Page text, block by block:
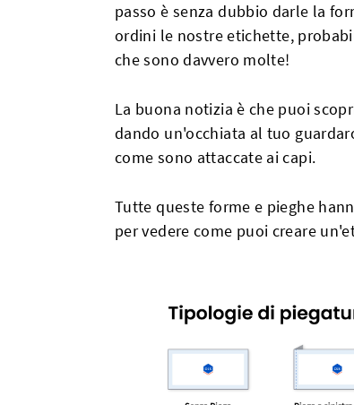
passo è senza dubbio darle la
ordini le nostre etichette,
che sono davvero molte!
La buona notizia è che puoi
dando un'occhiata al tuo
come sono attaccate ai capi.
Tutte queste forme e pieghe
per vedere come puoi creare